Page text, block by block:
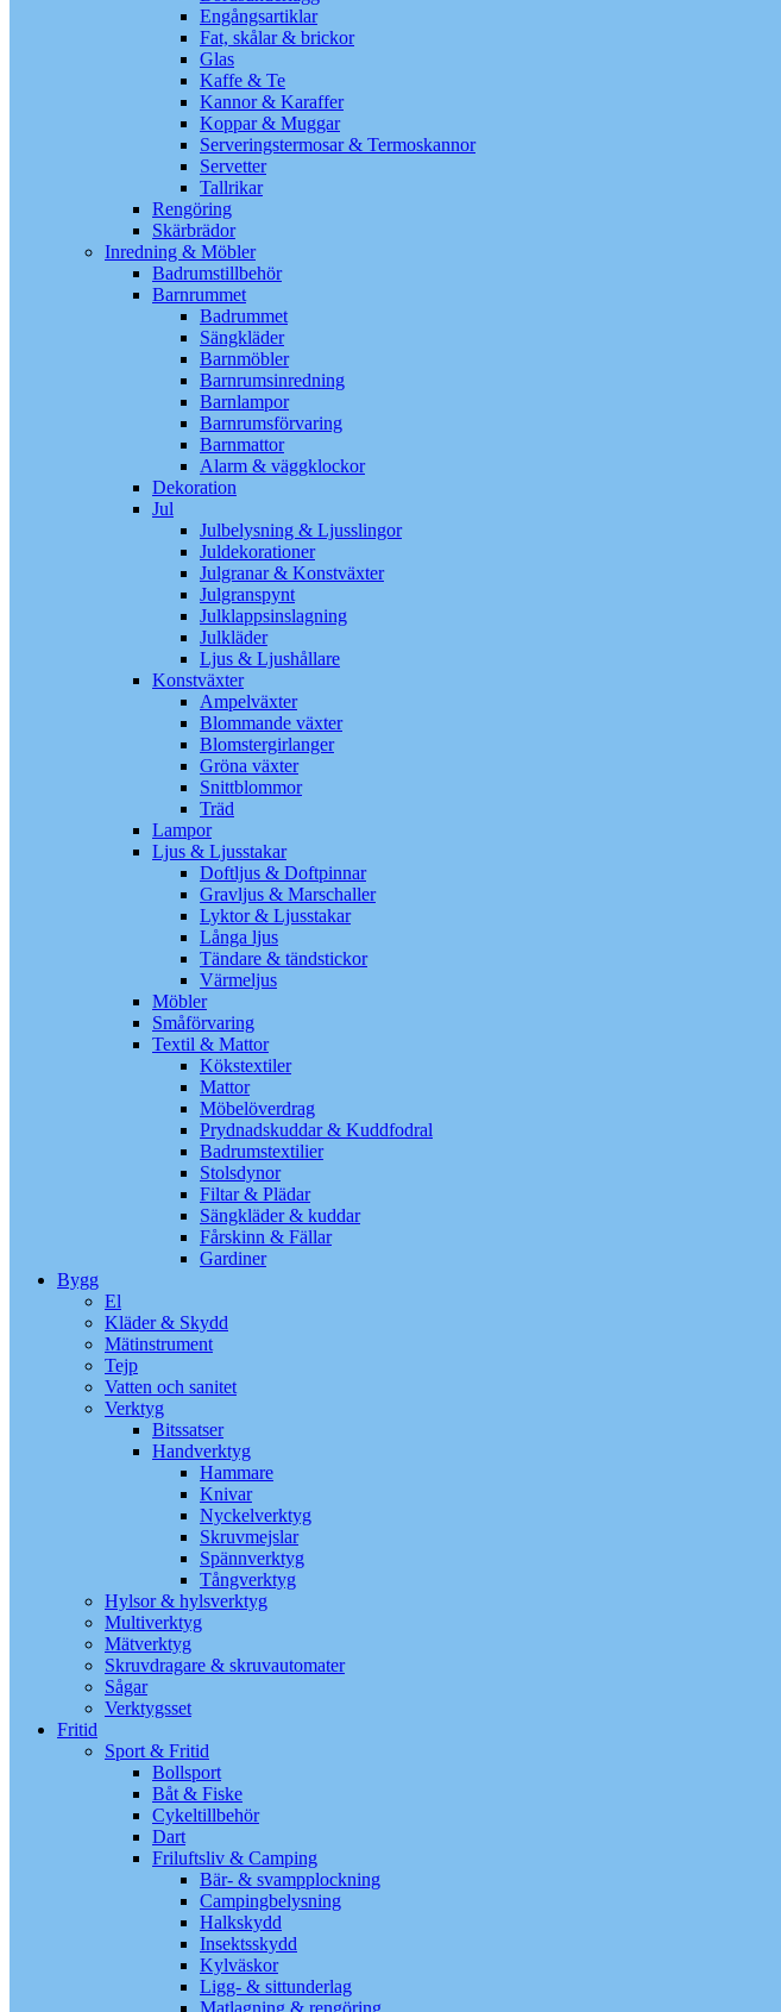
Engångsartiklar
Fat, skålar & brickor
Glas
Kaffe & Te
Kannor & Karaffer
Koppar & Muggar
Serveringstermosar & Termoskannor
Servetter
Tallrikar
Rengöring
Skärbrädor
Inredning & Möbler
Badrumstillbehör
Barnrummet
Badrummet
Sängkläder
Barnmöbler
Barnrumsinredning
Barnlampor
Barnrumsförvaring
Barnmattor
Alarm & väggklockor
Dekoration
Jul
Julbelysning & Ljusslingor
Juldekorationer
Julgranar & Konstväxter
Julgranspynt
Julklappsinslagning
Julkläder
Ljus & Ljushållare
Konstväxter
Ampelväxter
Blommande växter
Blomstergirlanger
Gröna växter
Snittblommor
Träd
Lampor
Ljus & Ljusstakar
Doftljus & Doftpinnar
Gravljus & Marschaller
Lyktor & Ljusstakar
Långa ljus
Tändare & tändstickor
Värmeljus
Möbler
Småförvaring
Textil & Mattor
Kökstextiler
Mattor
Möbelöverdrag
Prydnadskuddar & Kuddfodral
Badrumstextilier
Stolsdynor
Filtar & Plädar
Sängkläder & kuddar
Fårskinn & Fällar
Gardiner
Bygg
El
Kläder & Skydd
Mätinstrument
Tejp
Vatten och sanitet
Verktyg
Bitssatser
Handverktyg
Hammare
Knivar
Nyckelverktyg
Skruvmejslar
Spännverktyg
Tångverktyg
Hylsor & hylsverktyg
Multiverktyg
Mätverktyg
Skruvdragare & skruvautomater
Sågar
Verktygsset
Fritid
Sport & Fritid
Bollsport
Båt & Fiske
Cykeltillbehör
Dart
Friluftsliv & Camping
Bär- & svampplockning
Campingbelysning
Halkskydd
Insektsskydd
Kylväskor
Ligg- & sittunderlag
Matlagning & rengöring